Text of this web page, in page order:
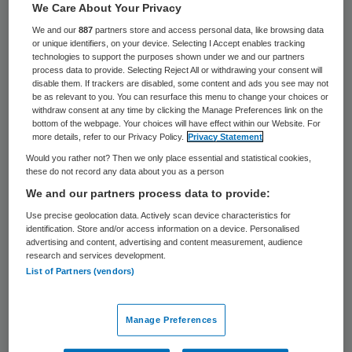
Rob van Damme is per 1 februari 2014
benoemd tot directeur van het
bedrijfsonderdeel Kwaliteit & Innovatie van
zorgverzekeraar Coöperatie VGZ. Hieronder
vallen de afdelingen Medisch Advies, Beleid
en Klant&Zorgmarkt en Zorgvernieuwing.
Van Damme was tot eind 2013 directielid bij
deDiabetesvereniging Nederland. Hij heeft
ruim twintig jaar ervaring in de
gezondheidszorg: eerst als praktiserend
huisarts, later in diverse (directie-)functies
bij onder meer Amicon Zorgverzekeringen,
Medisch Spectrum Twente, Julius
We Care About Your Privacy
We and our887 partners store and access personal data, like browsing data
or unique identifiers, on your device. Selecting I Accept enables tracking
technologies to support the purposes shown under we and our partners
process data to provide. Selecting Reject All or withdrawing your consent will
disable them. If trackers are disabled, some content and ads you see may not
be as relevant to you. You can resurface this menu to change your choices or
withdraw consent at any time by clicking the Manage Preferences link on the
bottom of the webpage. Your choices will have effect within our Website. For
more details, refer to our Privacy Policy.
Privacy Statement
Would you rather not? Then we only place essential and statistical cookies,
these do not record any data about you as a person
We and our partners process data to provide:
Use precise geolocation data. Actively scan device characteristics for
identification. Store and/or access information on a device. Personalised
advertising and content, advertising and content measurement, audience
research and services development.
List of Partners (vendors)
Manage Preferences